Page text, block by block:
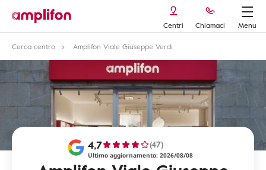
Centri Chiamaci
Menu
Cerca centro
Amplifon Viale Giuseppe Verdi
4,7 (47)
Ultimo aggiornamento: 2026/08/08